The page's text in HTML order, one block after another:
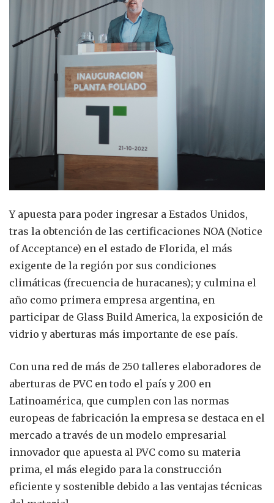
Y apuesta para poder ingresar a Estados Unidos,
tras la obtención de las certificaciones NOA (Notice
of Acceptance) en el estado de Florida, el más
exigente de la región por sus condiciones
climáticas (frecuencia de huracanes); y culmina el
año como primera empresa argentina, en
participar de Glass Build America, la exposición de
vidrio y aberturas más importante de ese país.
Con una red de más de 250 talleres elaboradores de
aberturas de PVC en todo el país y 200 en
Latinoamérica, que cumplen con las normas
europeas de fabricación la empresa se destaca en el
mercado a través de un modelo empresarial
innovador que apuesta al PVC como su materia
prima, el más elegido para la construcción
eficiente y sostenible debido a las ventajas técnicas